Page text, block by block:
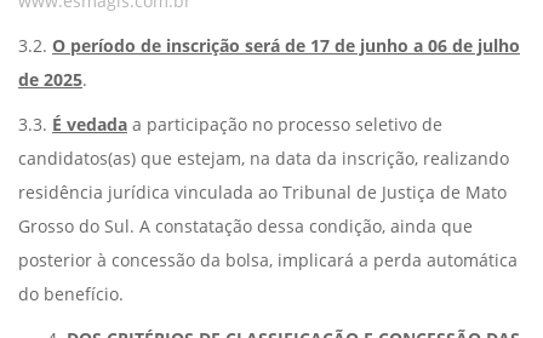
3.2. O período de inscrição será de 17 de junho a 06 de julho
de 2025.
3.3. É vedada a participação no processo seletivo de
candidatos(as) que estejam, na data da inscrição, realizando
residência jurídica vinculada ao Tribunal de Justiça de Mato
Grosso do Sul. A constatação dessa condição, ainda que
posterior à concessão da bolsa, implicará a perda automática
do benefício.